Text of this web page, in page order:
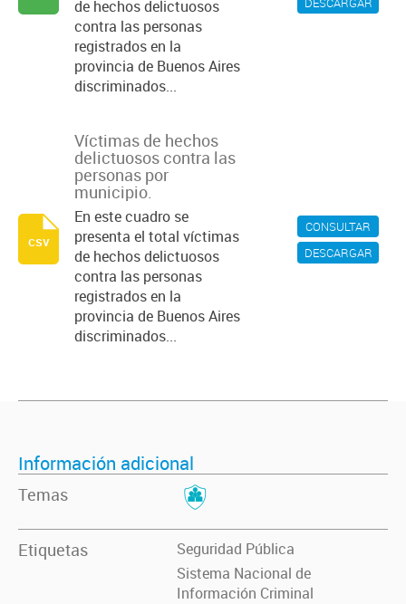
de hechos delictuosos
contra las personas
registrados en la
provincia de Buenos Aires
discriminados...
CONSULTAR
DESCARGAR
Víctimas de hechos
delictuosos contra las
personas por
municipio.
En este cuadro se
presenta el total víctimas
de hechos delictuosos
contra las personas
registrados en la
provincia de Buenos Aires
discriminados...
csv
Información adicional
Temas
Etiquetas
Seguridad Pública
Sistema Nacional de
Información Criminal